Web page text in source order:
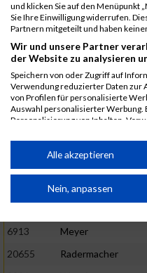
1582 Funken
12220
Cosma
9678
Exner
11817
Schmaul-Klaibee
6812
Koch
9610
Linß
706
Wehmeier
Küpper
Inhoff
6913
Meyer
20655
Radermacher
und klicken Sie auf den Menüpunkt
Sie Ihre Einwilligung widerrufen.
Partnern mitgeteilt und haben
Wir und unsere Partner
der Website zu analysieren
Speichern von oder Zugriff auf
Verwendung reduzierter Daten zur
von Profilen für personalisierte
Auswahl personalisierter Werbung.
Personalisierung von Inhalten.
Performance von Inhalten. Analyse
Kombinationen von Daten aus
von Inhalten.
Daten können außerhalb der
Website/App.
Partnerliste anzeigen (1 IAB-
Alle akzeptieren
Nein, anpassen